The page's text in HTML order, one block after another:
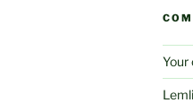
Your